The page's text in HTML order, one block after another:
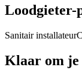
Loodgieter-
Sanitair installateur
Klaar om je